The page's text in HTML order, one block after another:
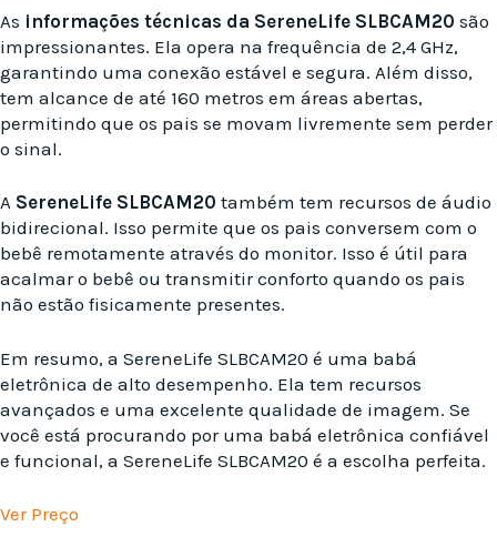
As informações técnicas da SereneLife SLBCAM20 são
impressionantes. Ela opera na frequência de 2,4 GHz,
garantindo uma conexão estável e segura. Além disso,
tem alcance de até 160 metros em áreas abertas,
permitindo que os pais se movam livremente sem perder
o sinal.
A SereneLife SLBCAM20 também tem recursos de áudio
bidirecional. Isso permite que os pais conversem com o
bebê remotamente através do monitor. Isso é útil para
acalmar o bebê ou transmitir conforto quando os pais
não estão fisicamente presentes.
Em resumo, a SereneLife SLBCAM20 é uma babá
eletrônica de alto desempenho. Ela tem recursos
avançados e uma excelente qualidade de imagem. Se
você está procurando por uma babá eletrônica confiável
e funcional, a SereneLife SLBCAM20 é a escolha perfeita.
Ver Preço